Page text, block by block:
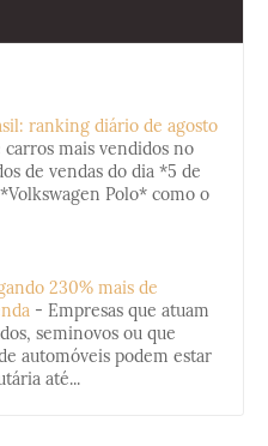
ranking diário de agosto
mais vendidos no
de vendas do dia *5 de
Polo* como o
230% mais de
- Empresas que atuam
seminovos ou que
automóveis podem estar
até...